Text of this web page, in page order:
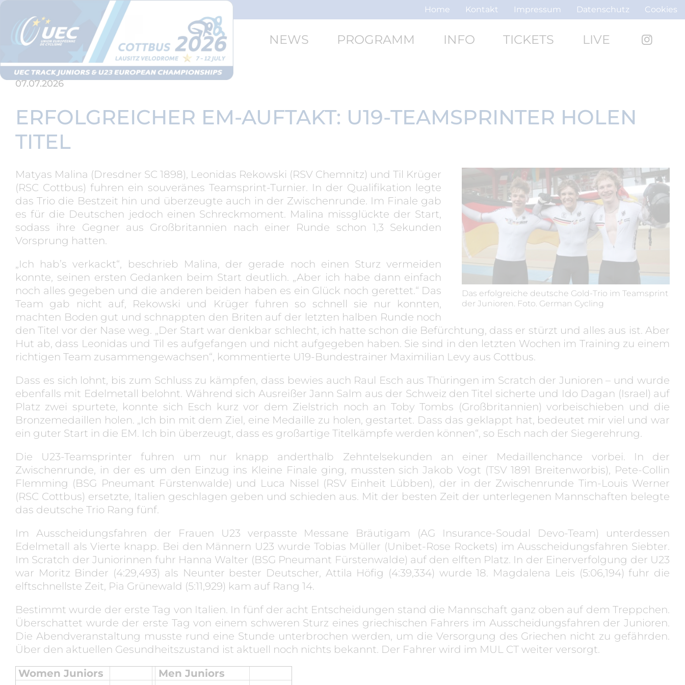
Home Kontakt Impressum Datenschutz Cookies
NEWS PROGRAMM INFO TICKETS LIVE
07.07.2026
ERFOLGREICHER EM-AUFTAKT: U19-TEAMSPRINTER HOLEN
TITEL
Das erfolgreiche deutsche Gold-Trio im Teamsprint
der Junioren. Foto. German Cycling
Matyas Malina (Dresdner SC 1898), Leonidas Rekowski (RSV Chemnitz) und Til Krüger
(RSC Cottbus) fuhren ein souveränes Teamsprint-Turnier. In der Qualifikation legte
das Trio die Bestzeit hin und überzeugte auch in der Zwischenrunde. Im Finale gab
es für die Deutschen jedoch einen Schreckmoment. Malina missglückte der Start,
sodass ihre Gegner aus Großbritannien nach einer Runde schon 1,3 Sekunden
Vorsprung hatten.
„Ich hab’s verkackt“, beschrieb Malina, der gerade noch einen Sturz vermeiden
konnte, seinen ersten Gedanken beim Start deutlich. „Aber ich habe dann einfach
noch alles gegeben und die anderen beiden haben es ein Glück noch gerettet.“ Das
Team gab nicht auf, Rekowski und Krüger fuhren so schnell sie nur konnten,
machten Boden gut und schnappten den Briten auf der letzten halben Runde noch
den Titel vor der Nase weg. „Der Start war denkbar schlecht, ich hatte schon die Befürchtung, dass er stürzt und alles aus ist. Aber
Hut ab, dass Leonidas und Til es aufgefangen und nicht aufgegeben haben. Sie sind in den letzten Wochen im Training zu einem
richtigen Team zusammengewachsen“, kommentierte U19-Bundestrainer Maximilian Levy aus Cottbus.
Dass es sich lohnt, bis zum Schluss zu kämpfen, dass bewies auch Raul Esch aus Thüringen im Scratch der Junioren – und wurde
ebenfalls mit Edelmetall belohnt. Während sich Ausreißer Jann Salm aus der Schweiz den Titel sicherte und Ido Dagan (Israel) auf
Platz zwei spurtete, konnte sich Esch kurz vor dem Zielstrich noch an Toby Tombs (Großbritannien) vorbeischieben und die
Bronzemedaillen holen. „Ich bin mit dem Ziel, eine Medaille zu holen, gestartet. Dass das geklappt hat, bedeutet mir viel und war
ein guter Start in die EM. Ich bin überzeugt, dass es großartige Titelkämpfe werden können“, so Esch nach der Siegerehrung.
Die U23-Teamsprinter fuhren um nur knapp anderthalb Zehntelsekunden an einer Medaillenchance vorbei. In der
Zwischenrunde, in der es um den Einzug ins Kleine Finale ging, mussten sich Jakob Vogt (TSV 1891 Breitenworbis), Pete-Collin
Flemming (BSG Pneumant Fürstenwalde) und Luca Nissel (RSV Einheit Lübben), der in der Zwischenrunde Tim-Louis Werner
(RSC Cottbus) ersetzte, Italien geschlagen geben und schieden aus. Mit der besten Zeit der unterlegenen Mannschaften belegte
das deutsche Trio Rang fünf.
Im Ausscheidungsfahren der Frauen U23 verpasste Messane Bräutigam (AG Insurance-Soudal Devo-Team) unterdessen
Edelmetall als Vierte knapp. Bei den Männern U23 wurde Tobias Müller (Unibet-Rose Rockets) im Ausscheidungsfahren Siebter.
Im Scratch der Juniorinnen fuhr Hanna Walter (BSG Pneumant Fürstenwalde) auf den elften Platz. In der Einerverfolgung der U23
war Moritz Binder (4:29,493) als Neunter bester Deutscher, Attila Höfig (4:39,334) wurde 18. Magdalena Leis (5:06,194) fuhr die
elftschnellste Zeit, Pia Grünewald (5:11,929) kam auf Rang 14.
Bestimmt wurde der erste Tag von Italien. In fünf der acht Entscheidungen stand die Mannschaft ganz oben auf dem Treppchen.
Überschattet wurde der erste Tag von einem schweren Sturz eines griechischen Fahrers im Ausscheidungsfahren der Junioren.
Die Abendveranstaltung musste rund eine Stunde unterbrochen werden, um die Versorgung des Griechen nicht zu gefährden.
Über den aktuellen Gesundheitszustand ist aktuell noch nichts bekannt. Der Fahrer wird im MUL CT weiter versorgt.
Women Juniors
Men Juniors